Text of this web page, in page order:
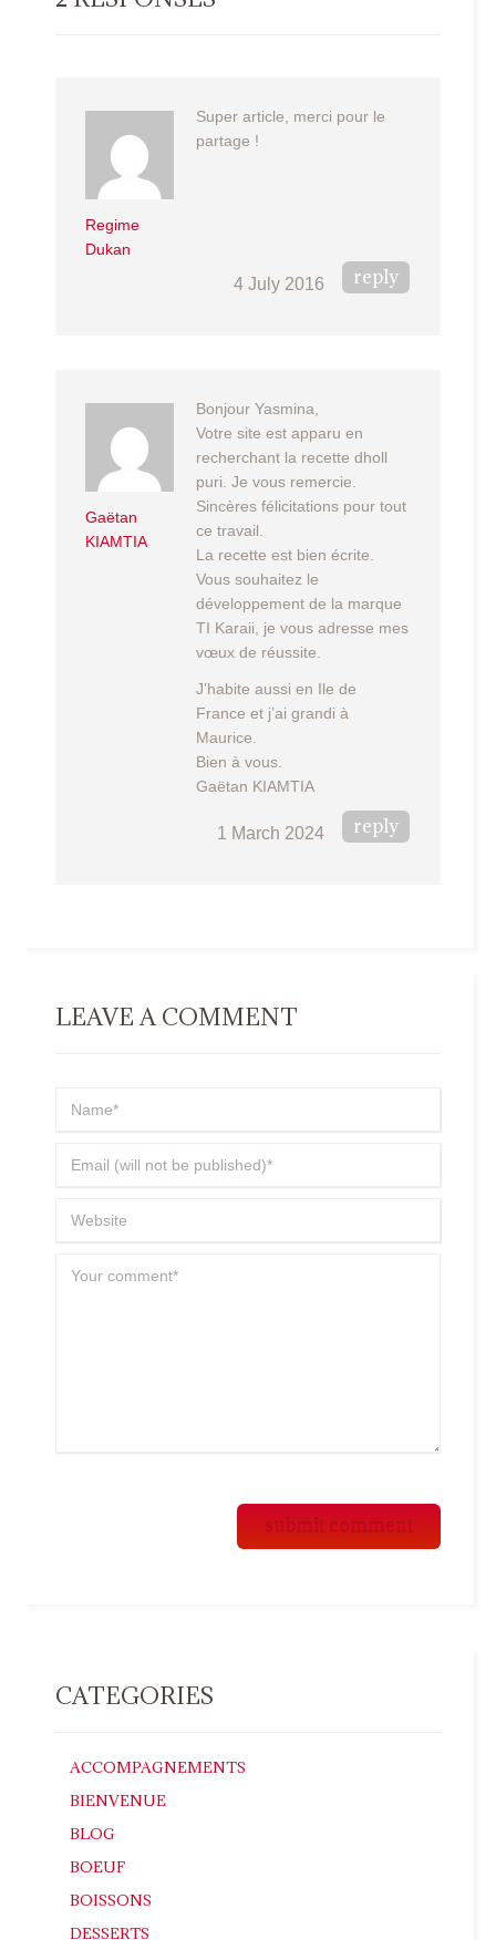
Regime
Dukan
Super article, merci pour le
partage !
reply
4 July 2016
Gaëtan
KIAMTIA
Bonjour Yasmina,
Votre site est apparu en
recherchant la recette dholl
puri. Je vous remercie.
Sincères félicitations pour tout
ce travail.
La recette est bien écrite.
Vous souhaitez le
développement de la marque
TI Karaii, je vous adresse mes
vœux de réussite.
J’habite aussi en Ile de
France et j’ai grandi à
Maurice.
Bien à vous.
Gaëtan KIAMTIA
reply
1 March 2024
LEAVE A COMMENT
CATEGORIES
ACCOMPAGNEMENTS
BIENVENUE
BLOG
BOEUF
BOISSONS
DESSERTS